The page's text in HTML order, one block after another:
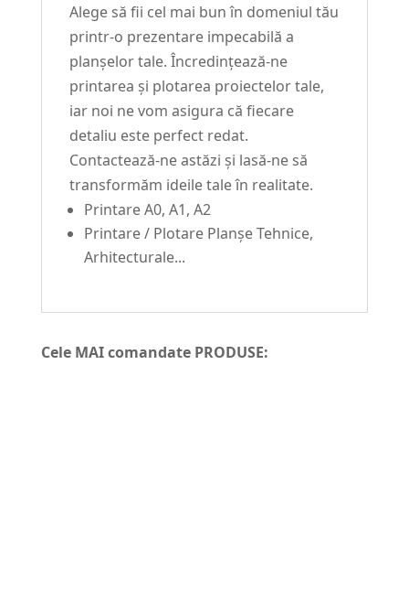
Alege să fii cel mai bun în domeniul tău
printr-o prezentare impecabilă a
planșelor tale. Încredințează-ne
printarea și plotarea proiectelor tale,
iar noi ne vom asigura că fiecare
detaliu este perfect redat.
Contactează-ne astăzi și lasă-ne să
transformăm ideile tale în realitate.
Printare A0, A1, A2
Printare / Plotare Planșe Tehnice,
Arhitecturale...
Cele MAI comandate PRODUSE: